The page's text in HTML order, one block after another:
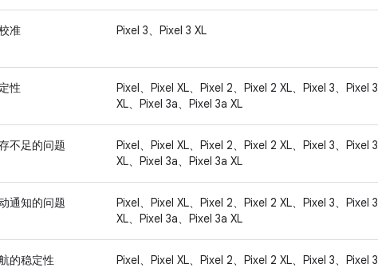
准 Pixel 3、Pixel 3 XL
性
Pixel、Pixel XL、Pixel 2、Pixel 2 XL、Pixel 3、Pixel 3
XL、Pixel 3a、Pixel 3a XL
不足的问题
Pixel、Pixel XL、Pixel 2、Pixel 2 XL、Pixel 3、Pixel 3
XL、Pixel 3a、Pixel 3a XL
通知的问题
Pixel、Pixel XL、Pixel 2、Pixel 2 XL、Pixel 3、Pixel 3
XL、Pixel 3a、Pixel 3a XL
的稳定性
Pixel、Pixel XL、Pixel 2、Pixel 2 XL、Pixel 3、Pixel 3